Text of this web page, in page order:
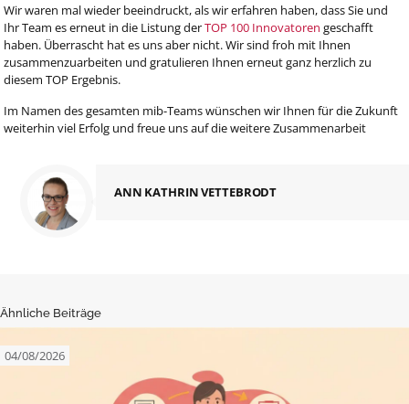
Wir waren mal wieder beeindruckt, als wir erfahren haben, dass Sie und
Ihr Team es erneut in die Listung derTOP 100 Innovatoren geschafft
haben. Überrascht hat es uns aber nicht. Wir sind froh mit Ihnen
zusammenzuarbeiten und gratulieren Ihnen erneut ganz herzlich zu
diesem TOP Ergebnis.
Im Namen des gesamten mib-Teams wünschen wir Ihnen für die Zukunft
weiterhin viel Erfolg und freue uns auf die weitere Zusammenarbeit
ANN KATHRIN VETTEBRODT
Ähnliche Beiträge
04/08/2026